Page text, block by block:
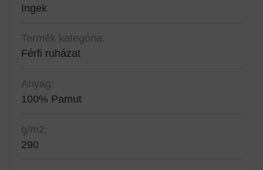
Ingek
Termék kategória:
Férfi ruházat
Anyag:
100% Pamut
g/m2:
290